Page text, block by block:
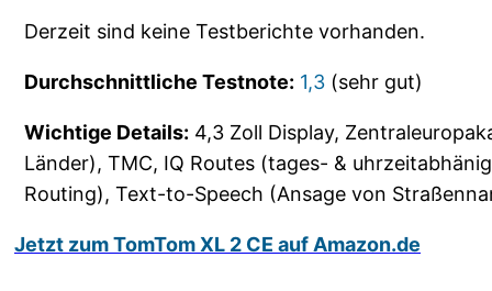
Derzeit sind keine Testberichte vorhanden.
Durchschnittliche Testnote: 1,3 (sehr gut)
Wichtige Details: 4,3 Zoll Display,
Länder), TMC, IQ Routes (tages- &
Routing), Text-to-Speech (Ansage von
Jetzt zum TomTom XL 2 CE auf Amazon.de